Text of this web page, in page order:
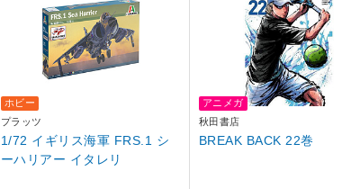
ホビー
プラッツ
1/72 イギリス海軍 FRS.1 シ
ーハリアー イタレリ
アニメガ
秋田書店
BREAK BACK 22巻